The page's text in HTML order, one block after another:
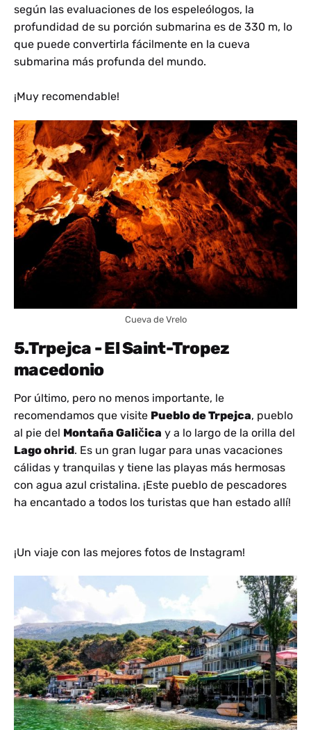
según las evaluaciones de los espeleólogos, la
profundidad de su porción submarina es de 330 m, lo
que puede convertirla fácilmente en la cueva
submarina más profunda del mundo.
¡Muy recomendable!
Cueva de Vrelo
5.Trpejca - El Saint-Tropez
macedonio
Por último, pero no menos importante, le
recomendamos que visite Pueblo de Trpejca, pueblo
al pie del Montaña Galičica y a lo largo de la orilla del
Lago ohrid. Es un gran lugar para unas vacaciones
cálidas y tranquilas y tiene las playas más hermosas
con agua azul cristalina. ¡Este pueblo de pescadores
ha encantado a todos los turistas que han estado allí!
¡Un viaje con las mejores fotos de Instagram!